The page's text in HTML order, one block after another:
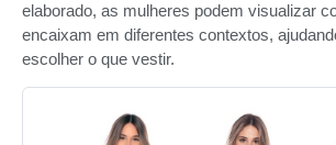
elaborado, as mulheres podem visualizar
encaixam em diferentes contextos,
escolher o que vestir.